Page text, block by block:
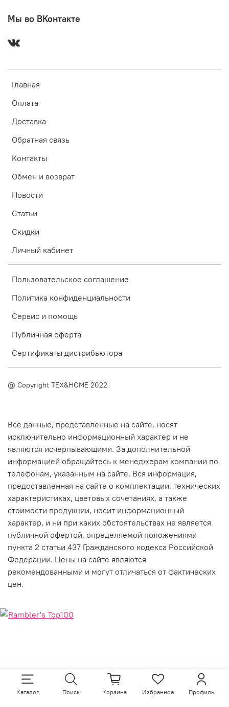
Главная
Оплата
Доставка
Обратная связь
Контакты
Обмен и возврат
Новости
Статьи
Скидки
Личный кабинет
Пользовательское соглашение
Политика конфиденциальности
Сервис и помощь
Публичная оферта
Сертификаты дистрибьютора
Мы во ВКонтакте
@ Copyright TEX&HOME 2022
Все данные, представленные на сайте, носят
исключительно информационный характер и не
являются исчерпывающими. За дополнительной
информацией обращайтесь к менеджерам компании по
телефонам, указанным на сайте. Вся информация,
предоставленная на сайте о комплектации, технических
характеристиках, цветовых сочетаниях, а также
стоимости продукции, носит информационный
характер, и ни при каких обстоятельствах не является
публичной офертой, определяемой положениями
пункта 2 статьи 437 Гражданского кодекса Российской
Федерации. Цены на сайте являются
рекомендованными и могут отличаться от фактических
цен.
Каталог Поиск Корзина Избранное Профиль